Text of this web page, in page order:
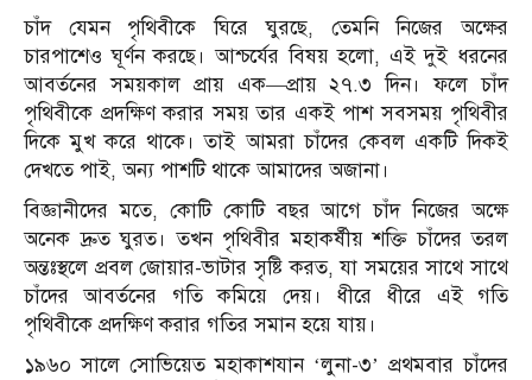
চাঁদ যেমন পৃথিবীকে ঘিরে ঘুরছে, তেমনি নিজের অক্ষের
চারপাশেও ঘূর্ণন করছে। আশ্চর্যের বিষয় হলো, এই দুই ধরনের
আবর্তনের সময়কাল প্রায় এক—প্রায় ২৭.৩ দিন। ফলে চাঁদ
পৃথিবীকে প্রদক্ষিণ করার সময় তার একই পাশ সবসময় পৃথিবীর
দিকে মুখ করে থাকে। তাই আমরা চাঁদের কেবল একটি দিকই
দেখতে পাই, অন্য পাশটি থাকে আমাদের অজানা।
বিজ্ঞানীদের মতে, কোটি কোটি বছর আগে চাঁদ নিজের অক্ষে
অনেক দ্রুত ঘুরত। তখন পৃথিবীর মহাকর্ষীয় শক্তি চাঁদের তরল
অন্তঃস্থলে প্রবল জোয়ার-ভাটার সৃষ্টি করত, যা সময়ের সাথে সাথে
চাঁদের আবর্তনের গতি কমিয়ে দেয়। ধীরে ধীরে এই গতি
পৃথিবীকে প্রদক্ষিণ করার গতির সমান হয়ে যায়।
১৯৬০ সালে সোভিয়েত মহাকাশযান ‘লুনা-৩’ প্রথমবার চাঁদের